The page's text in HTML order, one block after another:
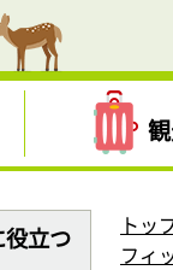
トッ
フィ
役立つ